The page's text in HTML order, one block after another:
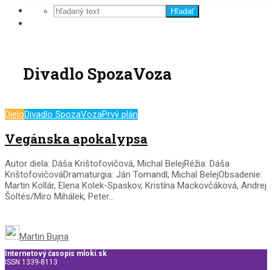
Hľadať
Divadlo SpozaVoza
DieloDivadlo SpozaVozaPrvý plán
Vegánska apokalypsa
Autor diela: Dáša Krištofovičová, Michal BelejRéžia: Dáša
KrištofovičováDramaturgia: Ján Tomandl, Michal BelejObsadenie:
Martin Kollár, Elena Kolek-Spaskov, Kristína Mackovčáková, Andrej
Šoltés/Miro Mihálek, Peter...
Martin Bujna
Internetový časopis mloki.sk
ISSN 1339-8113